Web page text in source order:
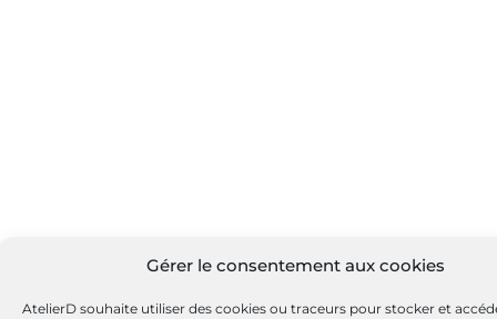
Gérer le consentement aux cookies
AtelierD souhaite utiliser des cookies ou traceurs pour stocker et